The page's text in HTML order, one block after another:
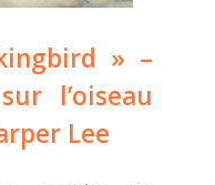
» –
l’oiseau
Lee